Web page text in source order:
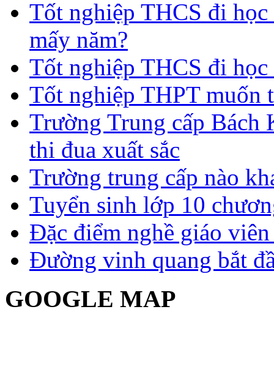
Tốt nghiệp THCS đi
mấy năm?
Tốt nghiệp THCS đi
Tốt nghiệp THPT muốn
Trường Trung cấp Bách
thi đua xuất sắc
Trường trung cấp nào
Tuyển sinh lớp 10
Đặc điểm nghề giáo
Đường vinh quang bắt
GOOGLE MAP